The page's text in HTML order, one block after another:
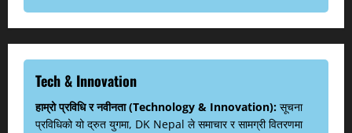
Tech & Innovation
हाम्रो प्रविधि र नवीनता (Technology & Innovation): सूचना
प्रविधिको यो द्रुत युगमा, DK Nepal ले समाचार र सामग्री वितरणमा